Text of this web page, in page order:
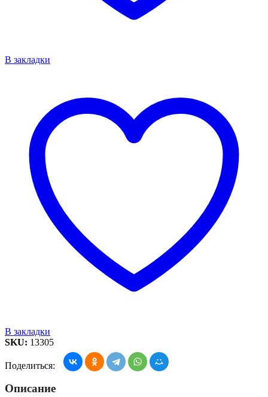
В закладки
В закладки
SKU: 13305
Поделиться:
Описание